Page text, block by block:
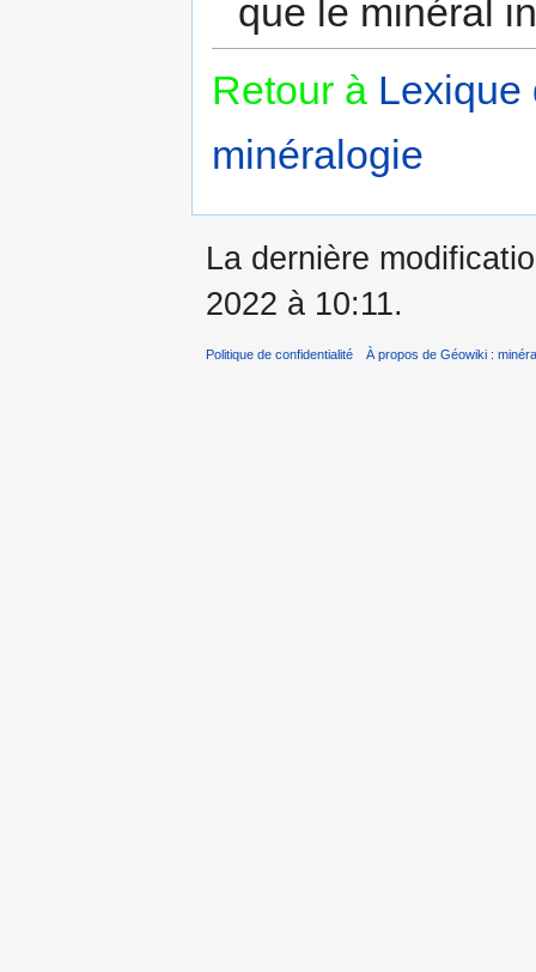
que le minéral
Retour à Lexique
minéralogie
La dernière
2022 à 10:11.
Politique de confidentialité À propos de Géowiki :